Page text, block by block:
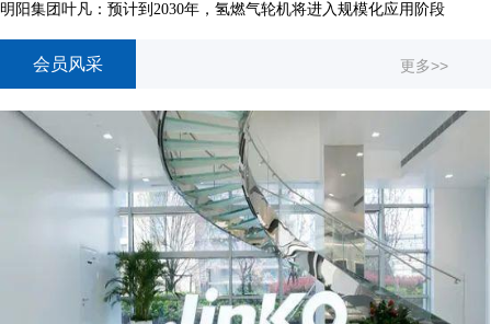
明阳集团叶凡：预计到2030年，氢燃气轮机将进入规模化应用阶段
会员风采 更多>>